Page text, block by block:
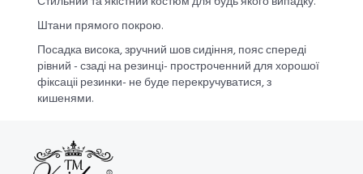
Штани прямого покрою.
Посадка висока, зручний шов сидіння, пояс спереді
рівний - сзаді на резинці- простроченний для хорошої
фіксаціі резинки- не буде перекручуватися, з
кишенями.